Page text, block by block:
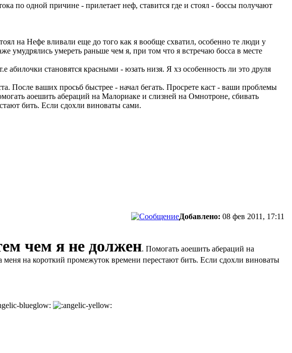
по одной причине - прилетает неф, ставится где и стоял - боссы получают
на Нефе вливали еще до того как я вообще схватил, особенно те люди у
умудрялись умереть раньше чем я, при том что я встречаю босса в месте
абилочки становятся красными - юзать низя. Я хз особенность ли это друля
После ваших просьб быстрее - начал бегать. Просрете каст - ваши проблемы
аоешить абераций на Малориаке и слизней на Омнотроне, сбивать
бить. Если сдохли виноваты сами.
Добавлено: 08 фев 2011, 17:11
чем я не должен. Помогать аоешить абераций на
на короткий промежуток времени перестают бить. Если сдохли виноваты